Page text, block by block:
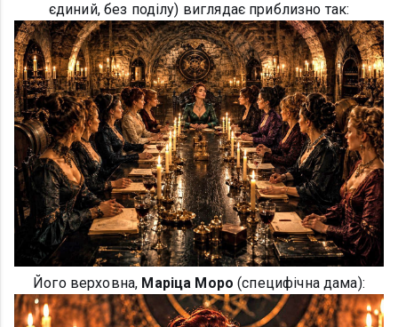
єдиний, без поділу) виглядає приблизно так:
Його верховна, Маріца Моро (специфічна дама):